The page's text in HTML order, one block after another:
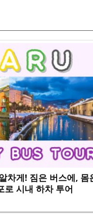
차게! 짐은 버스에, 몸
로 시내 하차 투어